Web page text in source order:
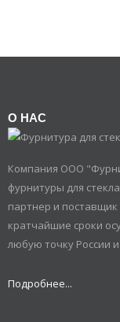
О НАС
Компания ООО
фурнитуры для
партнер и поставщик
кратчайшие сроки
любую точку России
Подробнее...